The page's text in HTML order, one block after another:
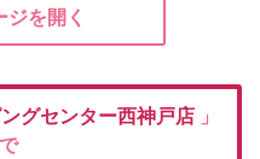
を開く
グセンター西神戸店 」